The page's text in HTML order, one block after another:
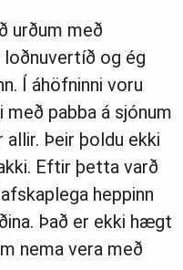
urðum með
og ég
Í áhöfninni voru
pabba á sjónum
Þeir þoldu ekki
Eftir þetta varð
heppinn
Það er ekki hægt
nema vera með